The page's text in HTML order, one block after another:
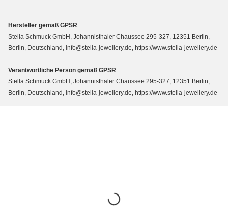
Hersteller gemäß GPSR
Stella Schmuck GmbH, Johannisthaler Chaussee 295-327, 12351 Berlin,
Berlin, Deutschland, info@stella-jewellery.de, https://www.stella-jewellery.de
Verantwortliche Person gemäß GPSR
Stella Schmuck GmbH, Johannisthaler Chaussee 295-327, 12351 Berlin,
Berlin, Deutschland, info@stella-jewellery.de, https://www.stella-jewellery.de